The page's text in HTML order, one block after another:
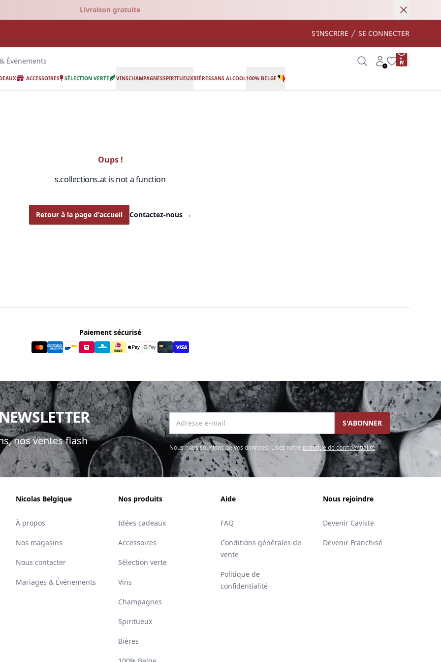
Livraison gratuite Annuler
S'INSCRIRE SE CONNECTER
Événements SearchAccount
Wishlistproduct
ACCESSOIRES SÉLECTION VERTE VINSCHAMPAGNESSPIRITUEUXBIÈRESSANS ALCOOL100% BELGE
Oups !
s.collections.at is not a function
Retour à la page d'accueil Contactez-nous →
Paiement sécurisé
nos ventes flash
Adresse e-mail S'ABONNER
Nous nous soucions de vos données. Lisez notre politique de confidentialité.
Nicolas Belgique
À propos
Nos magasins
Nous contacter
Mariages & Événements
Nos produits
Idées cadeaux
Accessoires
Sélection verte
Vins
Champagnes
Spiritueux
Bières
Aide
FAQ
Conditions générales de
vente
Politique de
confidentialité
Nous rejoindre
Devenir Caviste
Devenir Franchisé